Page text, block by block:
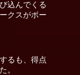
込んでくる
クスがボー
るも、得点
。